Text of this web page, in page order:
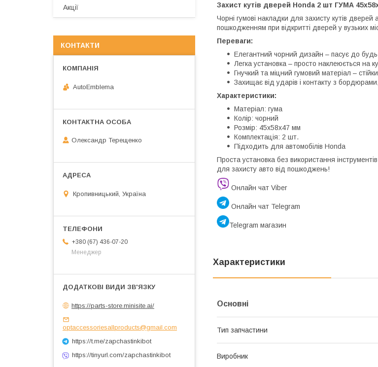
Захист кутів дверей Honda 2 шт ГУМА
Чорні гумові накладки для захисту кутів
пошкодженням при відкритті дверей у вузьких
Переваги:
Елегантний чорний дизайн – пасує до
Легка установка – просто наклеюється на
Гнучкий та міцний гумовий матеріал –
Захищає від ударів і контакту з
Характеристики:
Матеріал: гума
Колір: чорний
Розмір: 45х58х47 мм
Комплектація: 2 шт.
Підходить для автомобілів Honda
Проста установка без використання
для захисту авто від пошкоджень!
Онлайн чат Viber
Онлайн чат Telegram
Telegram магазин
Характеристики
Основні
Тип запчастини
Виробник
Акції
КОНТАКТИ
AutoEmblema
Олександр Терещенко
Кропивницький, Україна
+380 (67) 436-07-20
Менеджер
https://parts-store.minisite.ai/
optaccessoriesallproducts@gmail.com
https://t.me/zapchastinkibot
https://tinyurl.com/zapchastinkibot